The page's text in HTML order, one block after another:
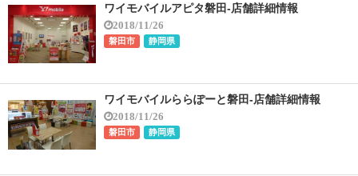
ワイモバイルアピタ磐田-店舗詳細情報
2018/11/26
磐田市 静岡県
ワイモバイルららぽーと磐田-店舗詳細情報
2018/11/26
磐田市 静岡県